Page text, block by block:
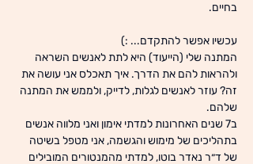
בחיים.
עכשיו אפשר להתקדם... :)
המתנה שלי (הייעוד) היא לתת לאנשים השראה
ולהראות להם את הדרך. איך תאכלס אני עושה את
זה? עוזר לאנשים לגלות, לדייק, ולממש את המתנה
שלהם.
ב7 שנים האחרונות למדתי אימון ואני מלווה אנשים
בתהליכים של מימוש והגשמה, אני מטפל בשיטה
של ד״ר נאדר בוטו, למדתי מהמנטורים המובילים